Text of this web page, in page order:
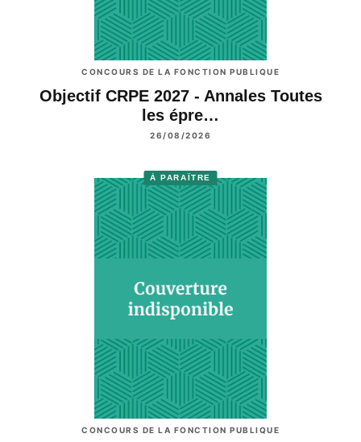
CONCOURS DE LA FONCTION PUBLIQUE
Objectif CRPE 2027 - Annales Toutes
les épre…
26/08/2026
À PARAÎTRE
CONCOURS DE LA FONCTION PUBLIQUE